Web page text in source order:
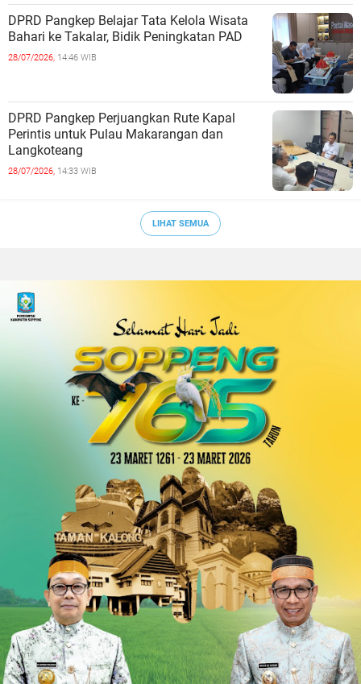
DPRD Pangkep Belajar Tata Kelola Wisata
Bahari ke Takalar, Bidik Peningkatan PAD
28/07/2026, 14:46 WIB
DPRD Pangkep Perjuangkan Rute Kapal
Perintis untuk Pulau Makarangan dan
Langkoteang
28/07/2026, 14:33 WIB
LIHAT SEMUA